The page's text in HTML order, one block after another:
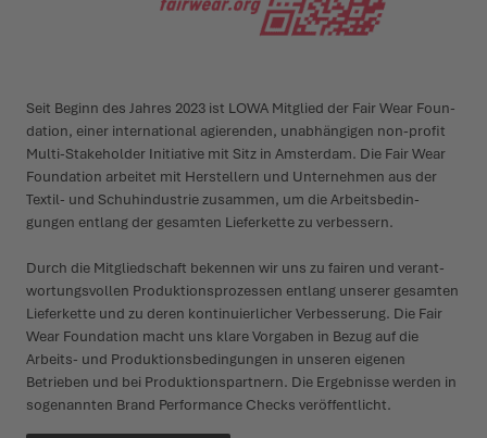
Seit Beginn des Jahres 2023 ist LOWA Mitglied der Fair Wear Foun­
dation, einer inter­na­tional agie­renden, unab­hängigen non-profit
Multi-Stakeholder Initiative mit Sitz in Amsterdam. Die Fair Wear
Foun­dation arbeitet mit Herstellern und Unter­nehmen aus der
Textil- und Schu­h­in­dustrie zusammen, um die Arbeits­­­be­din­­
gungen entlang der gesamten Lieferkette zu verbessern.
Durch die Mitglie­d­­schaft bekennen wir uns zu fairen und verant­
wor­tungs­­vollen Produk­ti­o­n­spro­zessen entlang unserer gesamten
Lieferkette und zu deren konti­nu­ier­­licher Verbes­serung. Die Fair
Wear Foun­dation macht uns klare Vorgaben in Bezug auf die
Arbeits- und Produk­ti­ons­­­be­din­­gungen in unseren eigenen
Betrieben und bei Produk­ti­o­n­s­partnern. Die Ergebnisse werden in
soge­nannten Brand Performance Checks veröf­­fentlicht.